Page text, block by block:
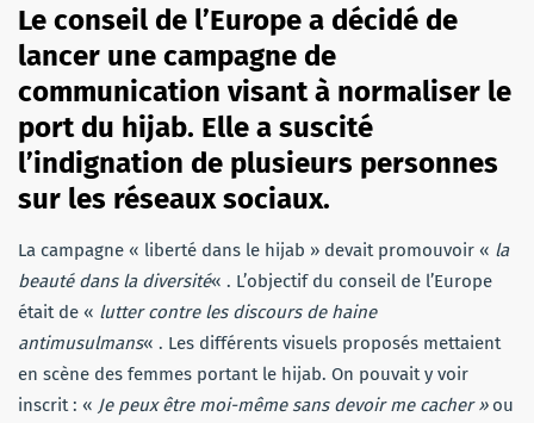
Le conseil de l’Europe a décidé de
lancer une campagne de
communication visant à normaliser le
port du hijab. Elle a suscité
l’indignation de plusieurs personnes
sur les réseaux sociaux.
La campagne « liberté dans le hijab » devait promouvoir « la
beauté dans la diversité« . L’objectif du conseil de l’Europe
était de « lutter contre les discours de haine
antimusulmans« . Les différents visuels proposés mettaient
en scène des femmes portant le hijab. On pouvait y voir
inscrit : « Je peux être moi-même sans devoir me cacher » ou